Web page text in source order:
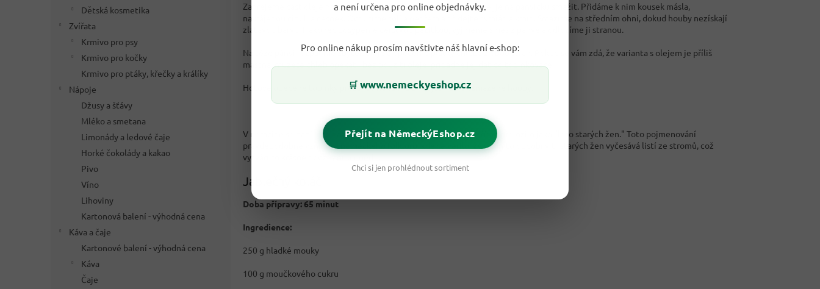
a není určena pro online objednávky.
Pro online nákup prosím navštivte náš hlavní e-shop:
🛒 www.nemeckyeshop.cz
Přejít na NěmeckýEshop.cz
Chci si jen prohlédnout sortiment
Dětská kosmetika
Zvířata
Krmivo pro psy
Krmivo pro kočky
Krmivo pro ptáky, křečky a králíky
Nápoje
Džusy a šťávy
Mléko a smetana
Limonády a ledové čaje
Horké čokolády a kakao
Pivo
Víno
Lihoviny
Kartonová balení - výhodná cena
Káva a čaje
Kartonové balení - výhodná cena
Káva
Čaje
Zahřejeme část oleje na pánvi. Nakrájíme houby na plátky a dáme jje na pánvičku smažit. Přidáme k nim kousek másla,
nakrájenou cibuli a česnek. Ochutíme solí a pepřem a přidejte tymián a kmín. Smažíme na středním ohni, dokud houby nezískají
zlatavou barvu. Nakonec posypeme čerstvou pažitkou, vyjmeme směs z pánve a odložíme ji stranou.
Na téže pánvi rozpalíme zbytek oleje a opečeme plátky chleba z obou stran. Pokud se vám zdá, že varianta s olejem je příliš
mastná, můžete chléb opékat i bez použití oleje, případně jej dát do topinkovače
Hotové opečené topinky přesuňte na talíř a přidejte na ně usmažené houby.
V němčině se babí léto nazývá "Altweibersommer," což by se přímo přeložilo jako "léto starých žen." Toto pojmenování
pravděpodobně vzniklo z německého folkloru, kde se věřilo, že v tomto období vítr starých žen vyčesává listí ze stromů, což
vytváří to krásné podzimní scenérie.
Jablečný koláč
Doba přípravy: 65 minut
Ingredience:
250 g hladké mouky
100 g moučkového cukru